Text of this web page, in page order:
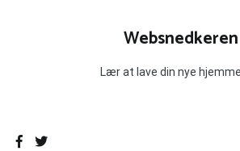
Websnedkeren
Lær at lave din nye